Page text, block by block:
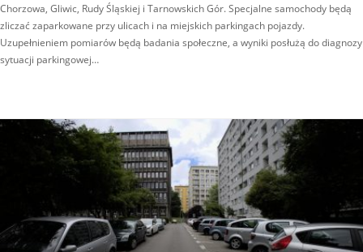
Chorzowa, Gliwic, Rudy Śląskiej i Tarnowskich Gór. Specjalne samochody będą
zliczać zaparkowane przy ulicach i na miejskich parkingach pojazdy.
Uzupełnieniem pomiarów będą badania społeczne, a wyniki posłużą do diagnozy
sytuacji parkingowej…